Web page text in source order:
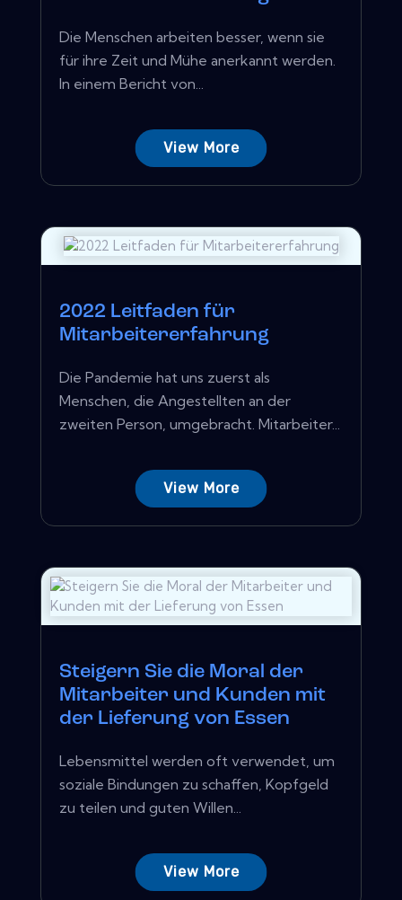
Die Menschen arbeiten besser, wenn sie
für ihre Zeit und Mühe anerkannt werden.
In einem Bericht von...
View More
2022 Leitfaden für
Mitarbeitererfahrung
Die Pandemie hat uns zuerst als
Menschen, die Angestellten an der
zweiten Person, umgebracht. Mitarbeiter...
View More
Steigern Sie die Moral der
Mitarbeiter und Kunden mit
der Lieferung von Essen
Lebensmittel werden oft verwendet, um
soziale Bindungen zu schaffen, Kopfgeld
zu teilen und guten Willen...
View More